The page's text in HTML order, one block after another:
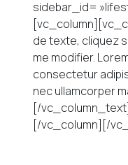
sidebar_id=
de texte, cliquez
me modifier.
consectetur
nec ullamcorper
[/
[/vc_column][/